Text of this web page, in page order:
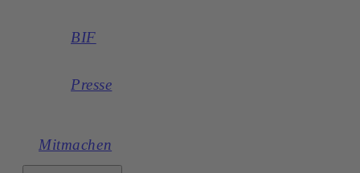
BIF
Presse
Mitmachen